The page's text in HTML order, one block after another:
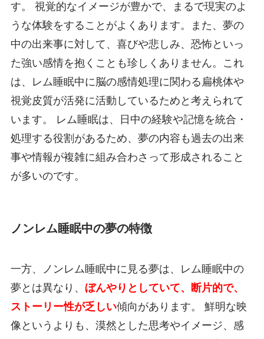
す。 視覚的なイメージが豊かで、まるで現実のよ
うな体験をすることがよくあります。また、夢の
中の出来事に対して、喜びや悲しみ、恐怖といっ
た強い感情を抱くことも珍しくありません。これ
は、レム睡眠中に脳の感情処理に関わる扁桃体や
視覚皮質が活発に活動しているためと考えられて
います。 レム睡眠は、日中の経験や記憶を統合・
処理する役割があるため、夢の内容も過去の出来
事や情報が複雑に組み合わさって形成されること
が多いのです。
ノンレム睡眠中の夢の特徴
一方、ノンレム睡眠中に見る夢は、レム睡眠中の
夢とは異なり、 ぼんやりとしていて、断片的で、
ストーリー性が乏しい傾向があります。 鮮明な映
像というよりも、漠然とした思考やイメージ、感